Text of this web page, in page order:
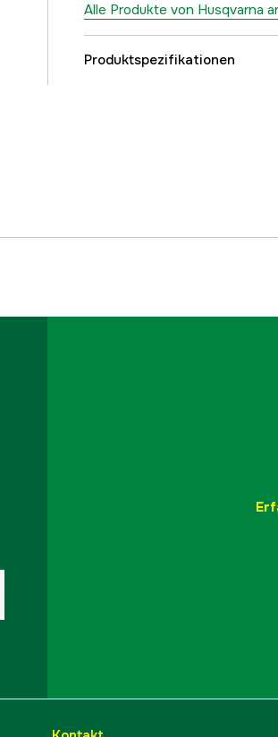
Alle Produkte von Husqvarna
Produktspezifikationen
Anzahl der Antriebsglieder